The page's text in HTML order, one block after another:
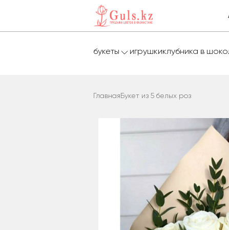
букеты игрушкиклубника в
Главная Букет из 5 белых роз